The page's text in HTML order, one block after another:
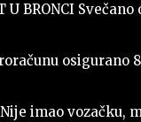
U BRONCI
osigurano
imao vozačku,